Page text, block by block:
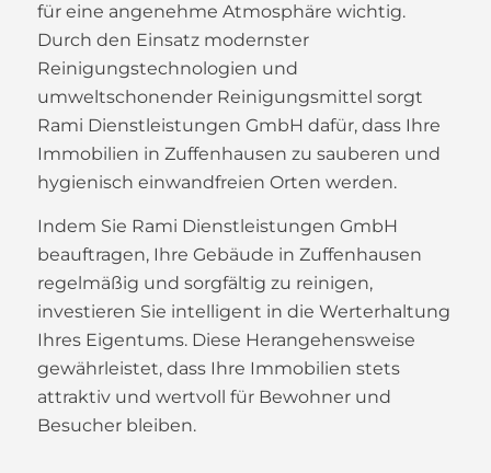
für eine angenehme Atmosphäre wichtig.
Durch den Einsatz modernster
Reinigungstechnologien und
umweltschonender Reinigungsmittel sorgt
Rami Dienstleistungen GmbH dafür, dass Ihre
Immobilien in Zuffenhausen zu sauberen und
hygienisch einwandfreien Orten werden.
Indem Sie Rami Dienstleistungen GmbH
beauftragen, Ihre Gebäude in Zuffenhausen
regelmäßig und sorgfältig zu reinigen,
investieren Sie intelligent in die Werterhaltung
Ihres Eigentums. Diese Herangehensweise
gewährleistet, dass Ihre Immobilien stets
attraktiv und wertvoll für Bewohner und
Besucher bleiben.